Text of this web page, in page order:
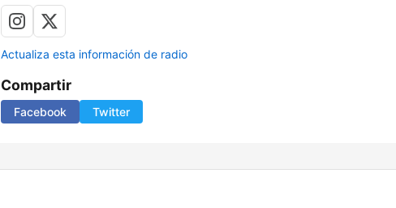
Actualiza esta información de radio
Compartir
Facebook Twitter